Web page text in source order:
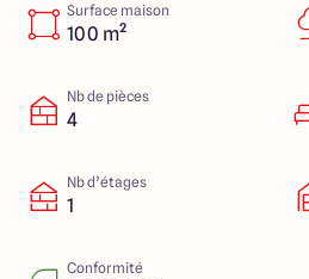
Surface maison
100 m²
Nb de pièces
4
Nb d’étages
1
Conformité